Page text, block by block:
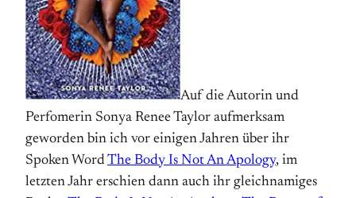
Auf die Autorin und
Perfomerin Sonya Renee Taylor aufmerksam
geworden bin ich vor einigen Jahren über ihr
Spoken Word The Body Is Not An Apology, im
letzten Jahr erschien dann auch ihr gleichnamiges